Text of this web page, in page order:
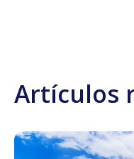
Artículos